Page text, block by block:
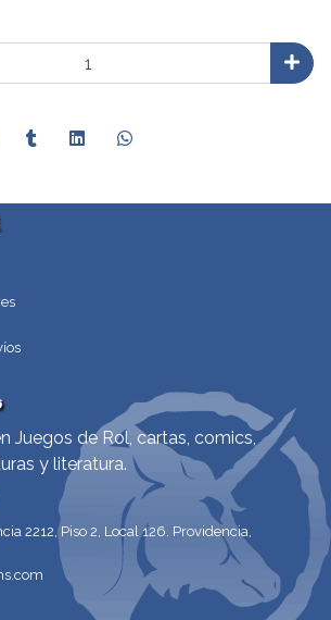
Juegos de Rol, cartas, comics,
y literatura.
2212, Piso 2, Local 126. Providencia,